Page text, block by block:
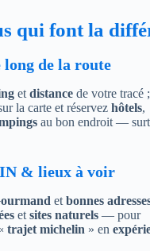
qui font la
long de la route
et distance de votre tracé ;
la carte et réservez hôtels,
au bon endroit —
& lieux à voir
et bonnes
et sites naturels — pour
trajet michelin » en